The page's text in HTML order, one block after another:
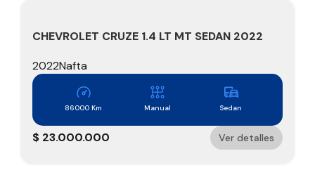
CHEVROLET CRUZE 1.4 LT MT SEDAN 2022
2022Nafta
86000 Km Manual Sedan
$ 23.000.000 Ver detalles